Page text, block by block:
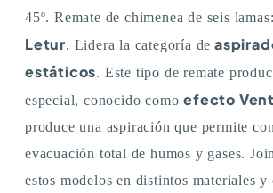
45º. Remate de chimenea de seis
Letur. Lidera la categoría de
estáticos. Este tipo de remate
especial, conocido comoefecto
produce una aspiración que permite
evacuación total de humos y gases.
estos modelos en distintos materiales y